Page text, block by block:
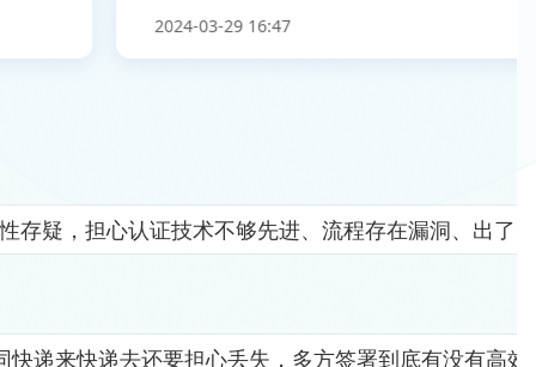
2024-03-29 16:47
疑，担心认证技术不够先进、流程存在漏洞、出了
递来快递去还要担心丢失，多方签署到底有没有高